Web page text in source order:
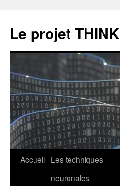
Le projet THINK
Aller
Accueil
Les techniques
neuronales